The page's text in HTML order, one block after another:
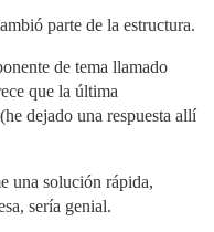
parte de la estructura.
de tema llamado
que la última
dejado una respuesta allí
una solución rápida,
sería genial.